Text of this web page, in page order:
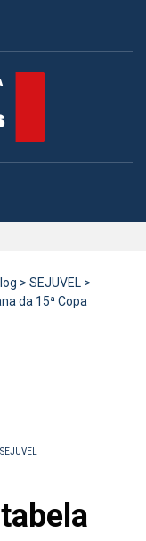
> SEJUVEL >
da 15ª Copa
SEJUVEL